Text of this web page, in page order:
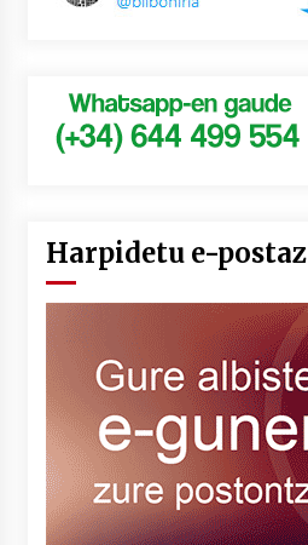
Harpidetu e-postaz